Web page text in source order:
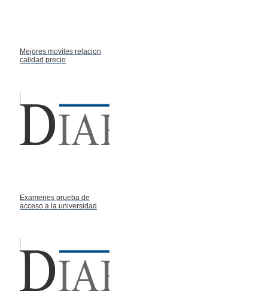
Mejores moviles relacion
calidad precio
Examenes prueba de
acceso a la universidad